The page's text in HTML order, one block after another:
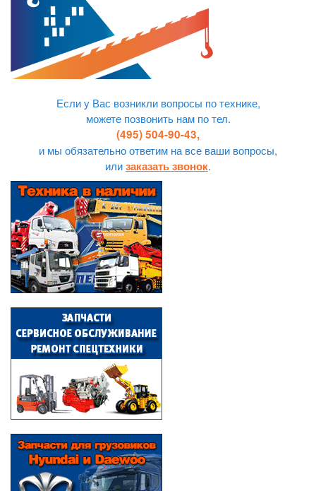
Если у Вас возникли вопросы по технике,
можете позвонить нам по тел.
(495) 504-90-43,
и мы обязательно ответим на все ваши вопросы,
илизаказать звонок.